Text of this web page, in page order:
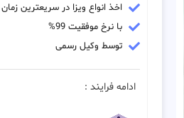
اخذ انواع ویزا در سریعترین زمان
با نرخ موفقیت 99%
توسط وکیل رسمی
ادامه فرایند :